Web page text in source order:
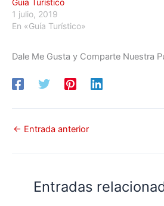
Guia Turístico
1 julio, 2019
En «Guía Turístico»
Dale Me Gusta y Comparte Nuestra
← Entrada anterior
Entradas